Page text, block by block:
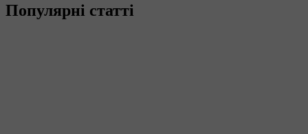
Популярні статті